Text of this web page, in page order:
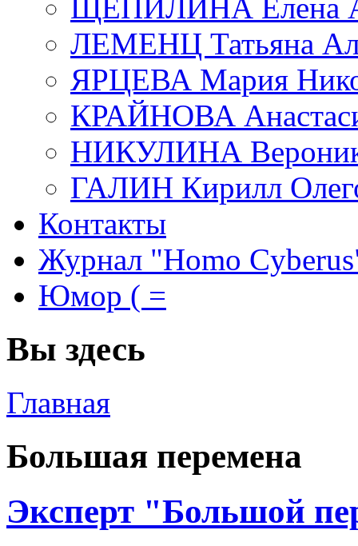
ЩЕПИЛИНА Елена
ЛЕМЕНЦ Татьяна
ЯРЦЕВА Мария
КРАЙНОВА
НИКУЛИНА
ГАЛИН Кирилл
Контакты
Журнал "Homo
Юмор ( =
Вы здесь
Главная
Большая перемена
Эксперт "Большой